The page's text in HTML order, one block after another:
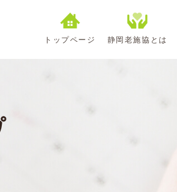
トップページ 静岡老施協とは